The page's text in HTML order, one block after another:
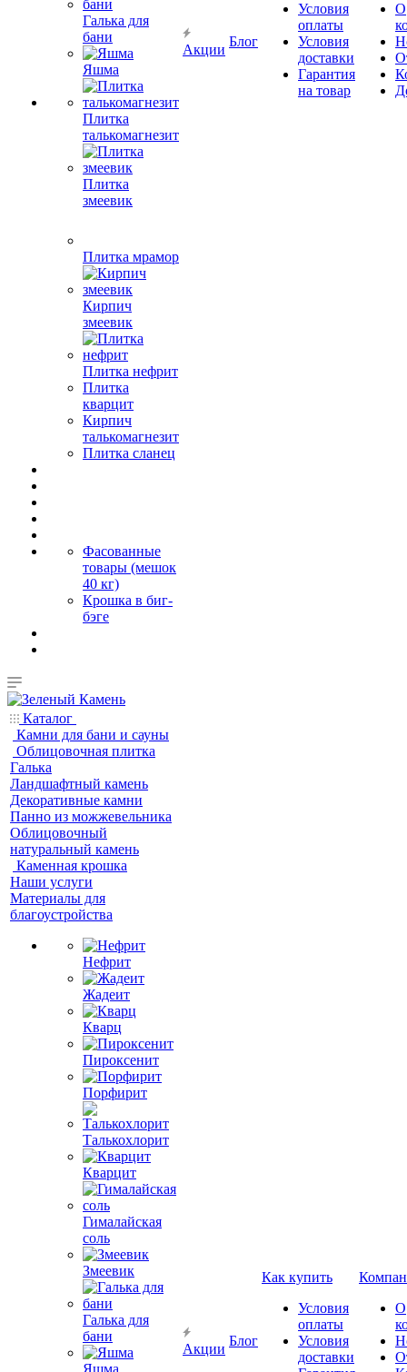
Галька для
бани
Яшма
Плитка
талькомагнезит
Плитка
змеевик
Плитка мрамор
Кирпич
змеевик
Плитка нефрит
Плитка
кварцит
Кирпич
талькомагнезит
Плитка сланец
Фасованные
товары (мешок
40 кг)
Крошка в биг-
бэге
Акции
Блог
Условия
оплаты
Условия
доставки
Гарантия
на товар
О
Каталог
Камни для бани и сауны
Облицовочная плитка
Галька
Ландшафтный камень
Декоративные камни
Панно из можжевельника
Облицовочный
натуральный камень
Каменная крошка
Наши услуги
Материалы для
благоустройства
Нефрит
Жадеит
Кварц
Пироксенит
Порфирит
Талькохлорит
Кварцит
Гималайская
соль
Змеевик
Галька для
бани
Яшма
Акции
Блог
Как купить
Условия
оплаты
Условия
доставки
О